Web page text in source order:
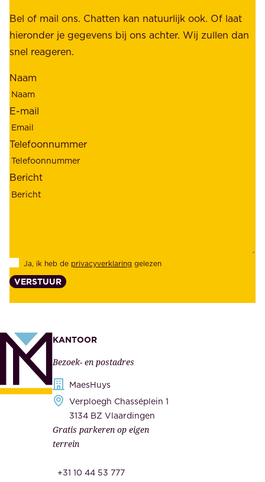
b
e
t
o
u
w
b
a
a
r
h
e
n
k
e
h
e
e
h
o
a
n
t
n
n
Bel of mail ons. Chatten kan natuurlijk ook. Of laat
hieronder je gegevens bij ons achter. Wij zullen dan
snel reageren.
Naam
E-mail
Telefoonnummer
Bericht
Ja, ik heb de privacyverklaring gelezen
VERSTUUR
KANTOOR
Bezoek- en postadres
MaesHuys
Verploegh Chasséplein 1
3134 BZ Vlaardingen
Gratis parkeren op eigen
terrein
+31 10 44 53 777